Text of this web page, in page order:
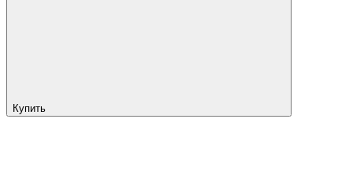
Купить